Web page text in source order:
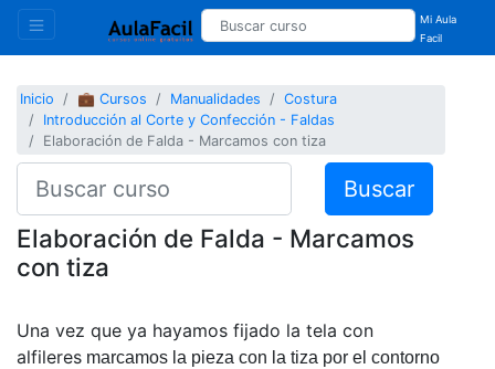
Mi Aula
Facil
Inicio 💼 Cursos Manualidades
Costura
Introducción al Corte y Confección - Faldas
Elaboración de Falda - Marcamos con tiza
Buscar
Elaboración de Falda - Marcamos
con tiza
Una vez que ya hayamos fijado la tela con
alfileres marcamos la pieza con la tiza por el contorno